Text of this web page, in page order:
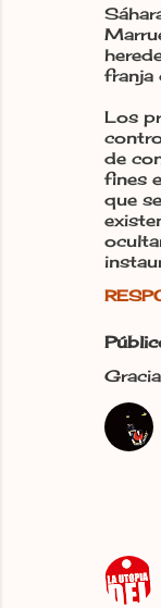
franja
Los
de
fines
que